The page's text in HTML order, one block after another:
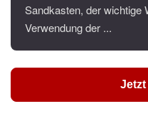
Sandkasten, der wichtige
Verwendung der ...